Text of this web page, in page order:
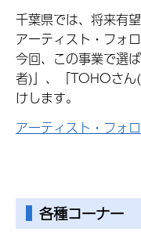
千葉県では、将来有
アーティスト・フォ
今回、この事業で選
者)」、「TOHOさん
けします。
アーティスト・フォ
各種コーナー